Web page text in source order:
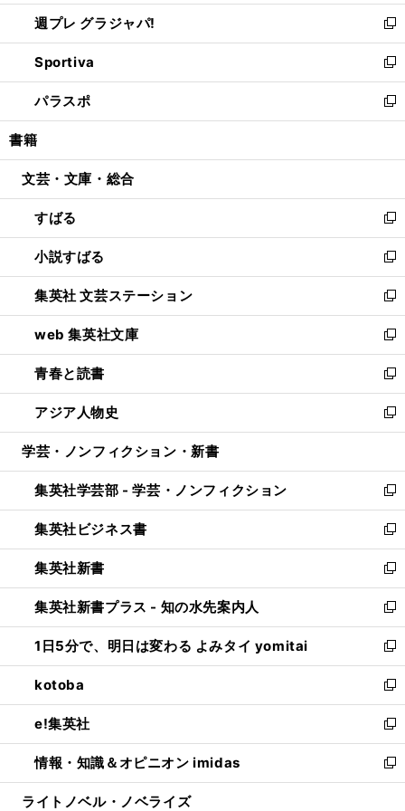
開
く
ウ
で
開
く
ウ
ィ
ン
ド
ウ
で
開
し
い
ウ
ィ
ン
ド
ウ
開
週プレ グラジャパ!
新
し
い
ウ
ィ
ン
ウ
開
く
Sportiva
新
し
い
ウ
ン
ウ
で
開
く
パラスポ
新
し
ウ
ン
ド
ウ
で
開
く
書籍
文芸・文庫・総合
すばる
新
し
い
ウ
ィ
ン
ド
ウ
で
開
く
小説すばる
新
し
い
ウ
ィ
ン
ド
ウ
で
開
集英社 文芸ステーション
新
し
い
ウ
ィ
ン
ド
ウ
開
く
web 集英社文庫
新
し
い
ウ
ィ
ン
ウ
で
開
く
青春と読書
新
し
い
ウ
ン
ド
ウ
で
開
く
アジア人物史
新
し
ウ
ィ
ン
ド
ウ
で
開
く
学芸・ノンフィクション・新書
集英社学芸部 - 学芸・ノンフィクション
新
し
い
ウ
ィ
ン
ド
ウ
で
開
く
集英社ビジネス書
新
し
い
ウ
ィ
ン
ド
ウ
で
開
く
集英社新書
新
し
い
ウ
ィ
ン
ド
ウ
で
開
く
集英社新書プラス - 知の水先案内人
新
し
い
ウ
ィ
ン
ド
ウ
で
開
1日5分で、明日は変わる よみタイ yomitai
新
し
い
ウ
ィ
ン
ド
ウ
kotoba
新
し
い
ウ
ィ
ン
e!集英社
新
し
い
ウ
情報・知識＆オピニオン imidas
新
し
ライトノベル・ノベライズ